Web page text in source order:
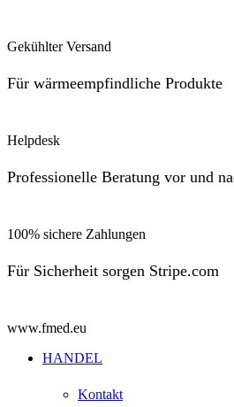
Gekühlter Versand
Für wärmeempfindliche Produkte
Helpdesk
Professionelle Beratung vor und
100% sichere Zahlungen
Für Sicherheit sorgen Stripe.com
www.fmed.eu
HANDEL
Kontakt